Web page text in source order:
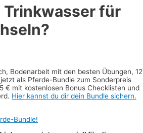
Trinkwasser für
Bodenarbeit mit den besten Übungen, 12
als Pferde-Bundle zum Sonderpreis
€ mit kostenlosen Bonus Checklisten und
Hier kannst du dir dein Bundle sichern.
Bundle!